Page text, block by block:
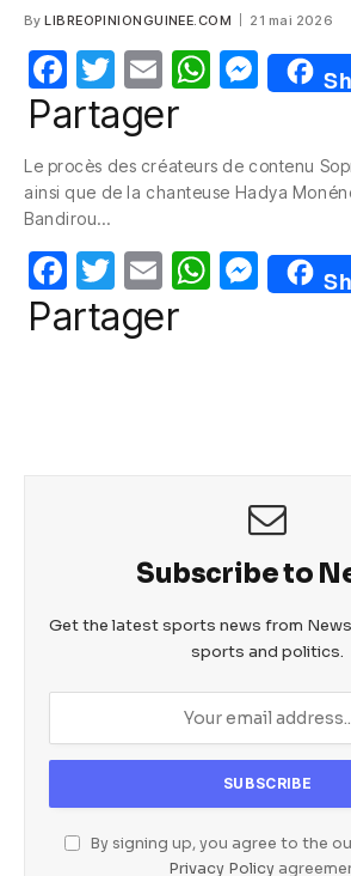
By LIBREOPINIONGUINEE.COM 21 mai 2026
F
a
e
b
o
o
k
T
w
itt
er
E
m
W
s
p
p
M
e
e
g
er
Partager
Le procès des créateurs de contenu
ainsi que de la chanteuse Hadya
Bandirou…
F
a
T
w
itt
E
m
W M
e
er
Partager
Subscribe to
Get the latest sports news from
sports and politics.
By signing up, you agree to the
Privacy Policy